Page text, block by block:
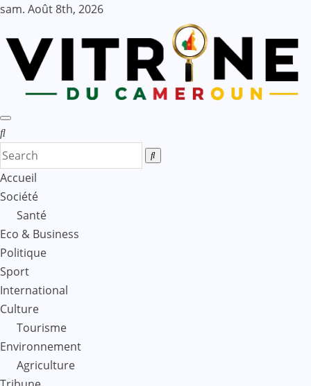
Skip
content
sam. Août 8th, 2026
Accueil
Société
Santé
Eco & Business
Politique
Sport
International
Culture
Tourisme
Environnement
Agriculture